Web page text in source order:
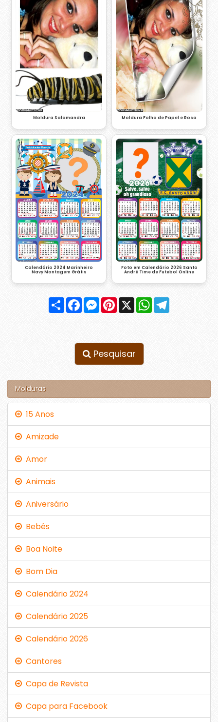
Moldura Salamandra Moldura Folha de Papel e Rosa
Calendário 2024 Marinheiro
Navy Montagem Grátis
Foto em Calendário 2026 Santo
André Time de Futebol Online
Compartilhar
FacebookMessenger
Pinterest
X WhatsApp
Pesquisar
Molduras
15 Anos
Amizade
Amor
Animais
Aniversário
Bebês
Boa Noite
Bom Dia
Calendário 2024
Calendário 2025
Calendário 2026
Cantores
Capa de Revista
Capa para Facebook